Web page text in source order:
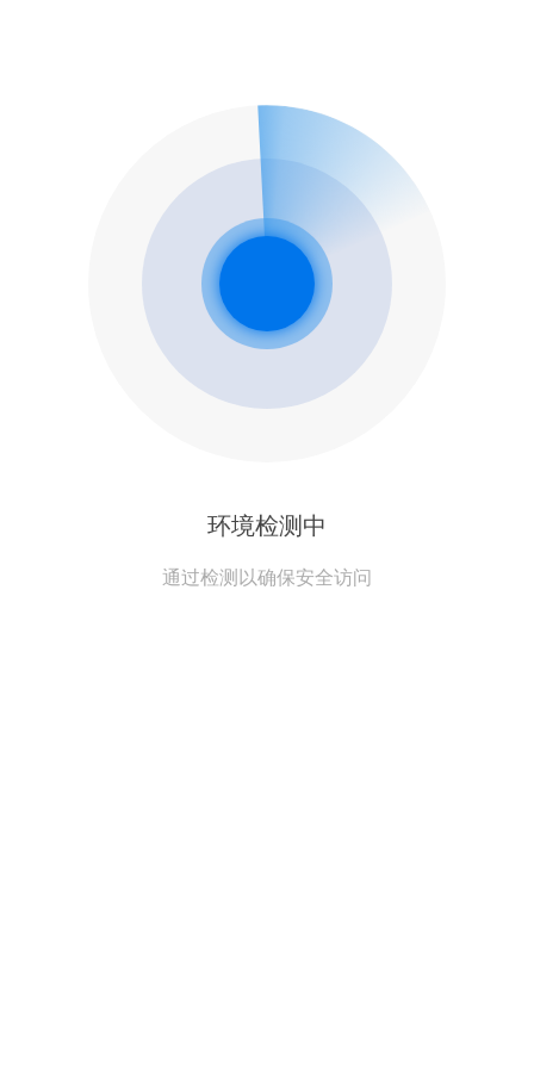
环境检测中
通过检测以确保安全访问